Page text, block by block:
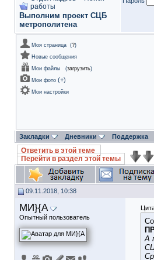
работы
Выполним проект СЦБ
метрополитена
Моя страница (?)
Новые сообщения
Мои файлы
(загрузить)
Мои фото (+)
Мои настройки
Закладки Дневники Поддержка
Ответить в этой теме
Перейти в раздел этой темы
09.11.2018, 10:38
МИ}{А
Опытный пользователь
А